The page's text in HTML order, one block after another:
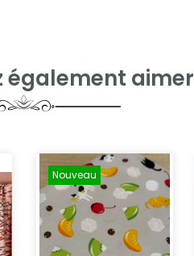
également aimer
Nouveau